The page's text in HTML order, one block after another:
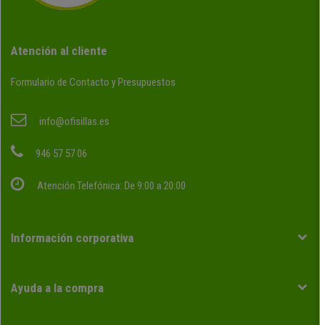
Atención al cliente
Formulario de Contacto y Presupuestos
info@ofisillas.es
946 57 57 06
Atención Telefónica: De 9:00 a 20:00
Información corporativa
Ayuda a la compra